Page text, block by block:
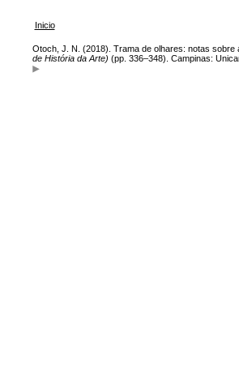
Inicio
Otoch, J. N. (2018). Trama de olhares: notas
de História da Arte) (pp. 336–348). Campinas: